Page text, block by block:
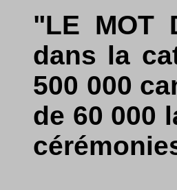
"LE MOT
dans la
500 000
de 60 000